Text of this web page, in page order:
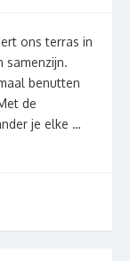
ons terras in
samenzijn.
benutten
de
je elke …